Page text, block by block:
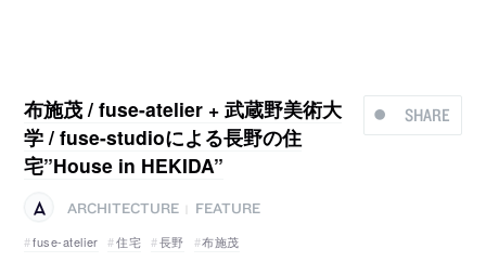
SHARE
布施茂 / fuse-atelier + 武蔵野美術大
学 / fuse-studioによる長野の住
宅”House in HEKIDA”
ARCHITECTURE
FEATURE
fuse-atelier
住宅 長野 布施茂